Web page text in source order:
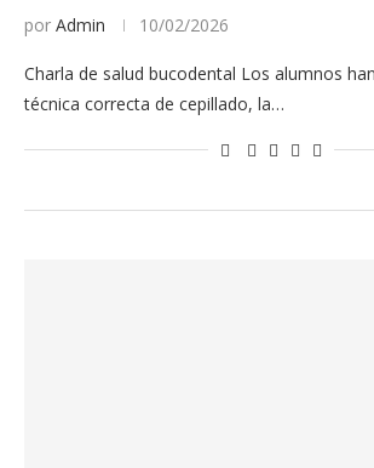
por Admin 10/02/2026
Charla de salud bucodental Los alumnos
técnica correcta de cepillado, la…